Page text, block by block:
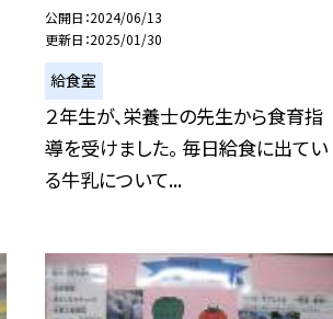
公開日 2024/06/13
更新日 2025/01/30
給食室
２年生が、栄養士の先生から食育指
導を受けました。 毎日給食に出てい
る牛乳について...